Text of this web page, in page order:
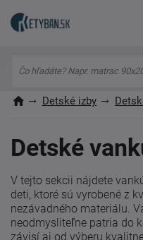
Detské izby
Detské
V tejto sekcii nájdete
deti, ktoré sú vyrobené z
nezávadného materiálu.
neodmysliteľne patria do
závisí aj od výberu